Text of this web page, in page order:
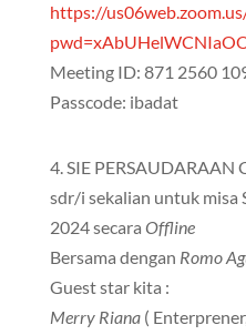
https://
Meeting ID: 871 2560
Passcode: ibadat
4. SIE PERSAUDARAAN
sdr/i sekalian untuk misa
2024 secara Offline
Bersama dengan Romo
Guest star kita :
Merry Riana(